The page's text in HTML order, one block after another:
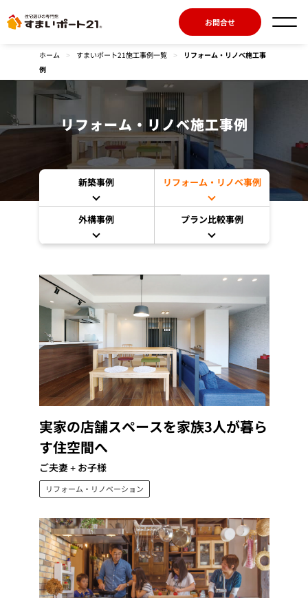
お問合せ
ホーム > すまいポート21施工事例一覧 >
リフォーム・リノベ施工事
例
リフォーム・リノベ施工事例
新築事例 リフォーム・リノベ事例
外構事例 プラン比較事例
実家の店舗スペースを家族3人が暮ら
す住空間へ
ご夫妻 + お子様
リフォーム・リノベーション